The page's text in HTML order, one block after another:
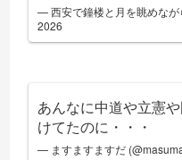
— 西安で鐘楼と月を眺めな
2026
あんなに中道や立憲
けてたのに・・・
— ますますますだ